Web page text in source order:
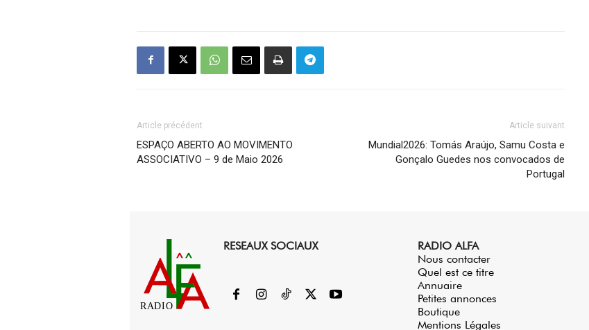
Article précédent
ESPAÇO ABERTO AO MOVIMENTO
ASSOCIATIVO – 9 de Maio 2026
Article suivant
Mundial2026: Tomás Araújo, Samu Costa e
Gonçalo Guedes nos convocados de
Portugal
RADIO
RESEAUX SOCIAUX
RADIO ALFA
Nous contacter
Quel est ce titre
Annuaire
Petites annonces
Boutique
Mentions Légales